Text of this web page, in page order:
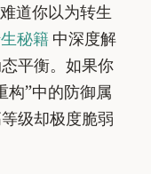
道你以为转生
秘籍 中深度解
平衡。如果你
构”中的防御属
级却极度脆弱